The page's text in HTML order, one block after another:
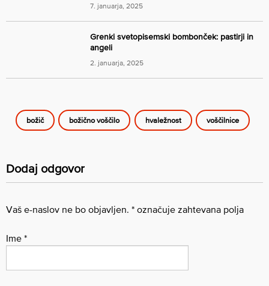
7. januarja, 2025
Grenki svetopisemski bombonček: pastirji in
angeli
2. januarja, 2025
božič božično voščilo hvaležnost voščilnice
Dodaj odgovor
Vaš e-naslov ne bo objavljen. * označuje zahtevana polja
Ime *